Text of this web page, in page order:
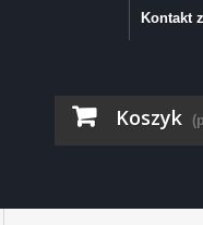
Kontakt
Koszyk